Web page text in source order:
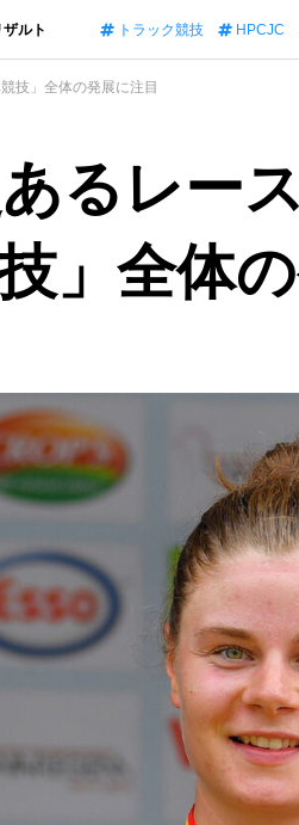
ザルト トラック競技 HPCJC
技」全体の発展に注目
るレー
」全体